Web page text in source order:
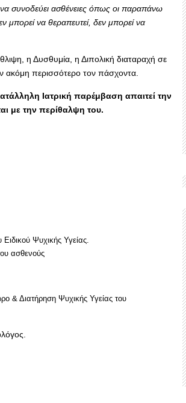
συνοδεύει ασθένειες όπως οι παραπάνω
μπορεί να θεραπευτεί, δεν μπορεί να
η Δυσθυμία, η Διπολική διαταραχή σε
ακόμη περισσότερο τον πάσχοντα.
Ιατρική παρέμβαση απαιτεί την
με την περίθαλψη του.
Ψυχικής Υγείας.
ασθενούς
& Διατήρηση Ψυχικής Υγείας του